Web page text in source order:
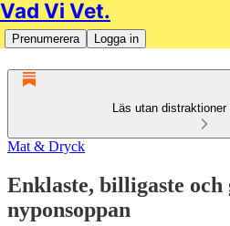
Vad Vi Vet.
Prenumerera Logga in
Läs utan
Mat & Dryck
Enklaste, billigaste och
nyponsoppan